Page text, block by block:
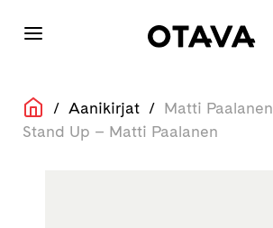
/Aanikirjat / Matti Paalanen
Stand Up – Matti Paalanen